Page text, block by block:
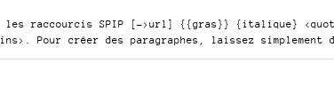
les raccourcis SPIP [->url] {{gras}} {italique}
. Pour créer des paragraphes, laissez simplement